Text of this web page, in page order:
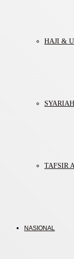
HAJI &
SYARIAH
TAFSIR
NASIONAL